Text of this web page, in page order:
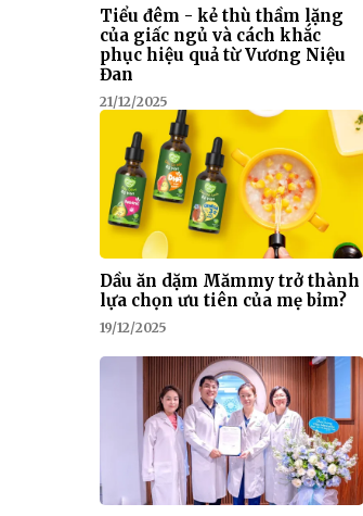
Tiểu đêm - kẻ thù thầm lặng
của giấc ngủ và cách khắc
phục hiệu quả từ Vương Niệu
Đan
21/12/2025
Dầu ăn dặm Mămmy trở thành
lựa chọn ưu tiên của mẹ bỉm?
19/12/2025